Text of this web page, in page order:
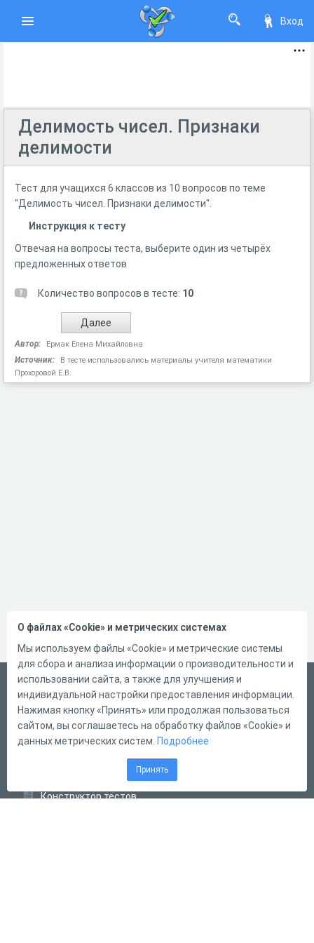
Вход
Делимость чисел. Признаки
делимости
Тест для учащихся 6 классов из 10 вопросов по теме
"Делимость чисел. Признаки делимости".
Инструкция к тесту
Отвечая на вопросы теста, выберите один из четырёх
предложенных ответов
Количество вопросов в тесте: 10
Автор: Ермак Елена Михайловна
Источник:
В тесте использовались материалы учителя математики
Прохоровой Е.В.
Русский
Справка
Форма обратной связи
Конструктор тестов
О файлах «Cookie» и метрических системах
Мы используем файлы «Cookie» и метрические системы
для сбора и анализа информации о производительности и
использовании сайта, а также для улучшения и
индивидуальной настройки предоставления информации.
Нажимая кнопку «Принять» или продолжая пользоваться
сайтом, вы соглашаетесь на обработку файлов «Cookie» и
данных метрических систем. Подробнее
Принять